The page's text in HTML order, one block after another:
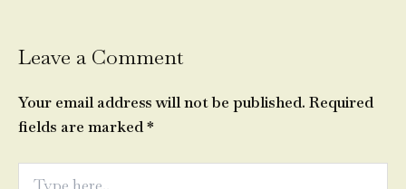
Leave a Comment
Your email address will not be published. Required
fields are marked*